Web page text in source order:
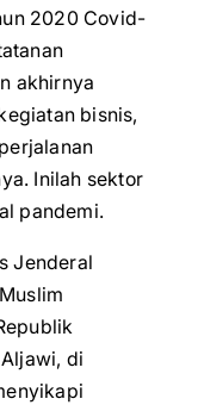
2020 Covid-
akhirnya
bisnis,
Inilah sektor
pandemi.
Jenderal
di